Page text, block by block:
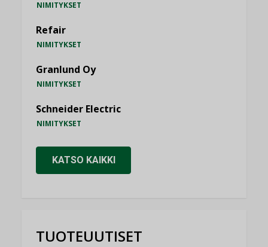
NIMITYKSET
Refair
NIMITYKSET
Granlund Oy
NIMITYKSET
Schneider Electric
NIMITYKSET
KATSO KAIKKI
TUOTEUUTISET